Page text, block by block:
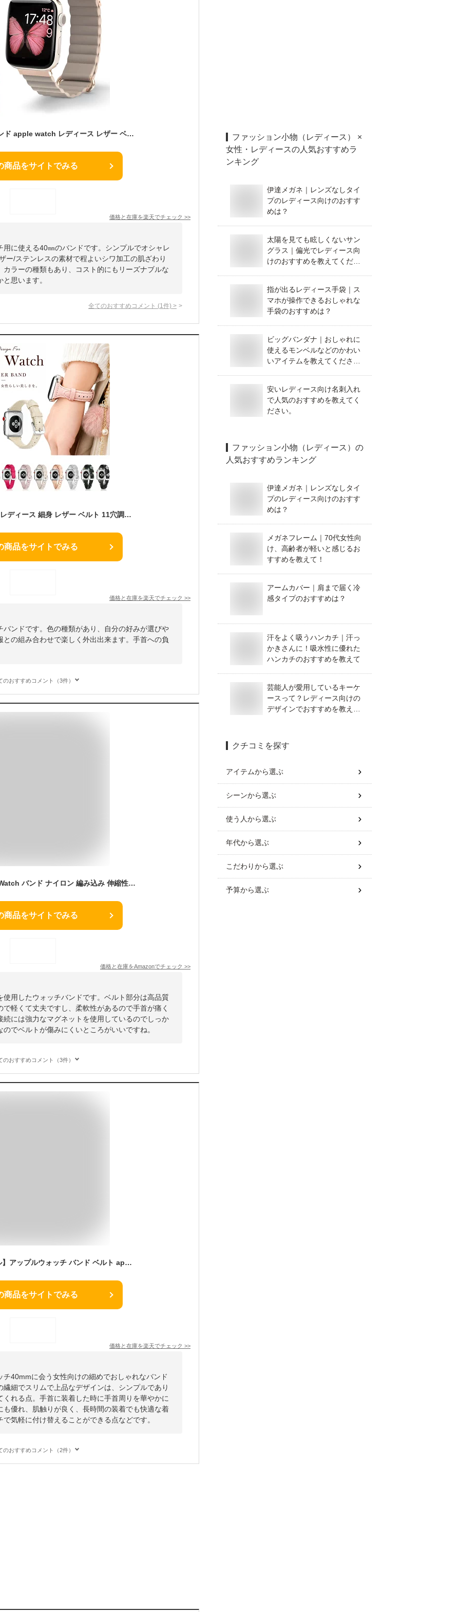
アップルウォッチ バンド apple watch レディース レザー ベルト 女性 高級感 革 くすみカラー おしゃれ ブランド IDEAL アップルウォッチバンド watchバンド 49mm 46mm 45mm 44mm 41mm 40mm シリーズ 11 10 9 8 7 6 5 4 SE【レビュー特典】
商品をサイトでみる
価格と在庫を楽天でチェック >>
に使える40㎜のバンドです。シンプルでオシャレ
ー/ステンレスの素材で程よいシワ加工の肌ざわり
ラーの種類もあり、コスト的にもリーズナブルな
思います。
全てのおすすめコメント (1 件) >
Apple Watch バンド レディース 細身 レザー ベルト 11穴調整 スリム おしゃれ 本革風 花柄 かわいい ニュアンスカラー キャメル ブラック ピンク ベージュ グレー シルバー ローズゴールド 38mm 40mm 41mm 42mm 44mm 45mm 46mm 49mm Series1-11 SE対応 女性向け【ネコポス】
商品をサイトでみる
価格と在庫を楽天でチェック >>
ンドです。色の種類があり、自分の好みが選びや
の組み合わせで楽しく外出出来ます。手首への負
のおすすめコメント（3件）
コンパチブル Apple Watch バンド ナイロン 編み込み 伸縮性 38／40／41／42mm アップルウォッチ バンド マグネットバックル おしゃれ ケルトノット あっふウォッチ 交換ベルト 男女兼用 スポーツ for iWatch Series 11 10 9 8 7 6 5 4 3 SE／Ultra 3 2 1に対応 柔軟 通気-スターライト+ローズゴールド
商品をサイトでみる
価格と在庫をAmazonでチェック >>
用したウォッチバンドです。ベルト部分は高品質
軽くて丈夫ですし、柔軟性があるので手首が痛く
には強力なマグネットを使用しているのでしっか
でベルトが傷みにくいところがいいですね。
のおすすめコメント（3件）
【楽天スーパーセール】アップルウォッチ バンド ベルト apple watch レディース 女性 高級感 ステンレス スリム 細 ベルト ブランド IDEAL おしゃれ ビジネス ミラネーゼ アップルウォッチバンド 40mm 41mm 42mm 44mm 45mm 46mm シリーズ 11 10 9 8 7【レビュー特典】
商品をサイトでみる
価格と在庫を楽天でチェック >>
40mmに会う女性向けの細めでおしゃれなバンド
細でスリムで上品なデザインは、シンプルであり
れる点。手首に装着した時に手首周りを華やかに
優れ、肌触りが良く、長時間の装着でも快適な着
気軽に付け替えることができる点などです。
のおすすめコメント（2件）
ファッション小物（レディース） ×
女性・レディースの人気おすすめラ
ンキング
伊達メガネ｜レンズなしタイ
プのレディース向けのおすす
めは？
太陽を見ても眩しくないサン
グラス｜偏光でレディース向
けのおすすめを教えてくださ
指が出るレディース手袋｜ス
マホが操作できるおしゃれな
手袋のおすすめは？
ビッグバンダナ｜おしゃれに
使えるモンベルなどのかわい
いアイテムを教えてくださ
安いレディース向け名刺入れ
で人気のおすすめを教えてく
ださい。
ファッション小物（レディース） の
人気おすすめランキング
伊達メガネ｜レンズなしタイ
プのレディース向けのおすす
めは？
メガネフレーム｜70代女性向
け、高齢者が軽いと感じるお
すすめを教えて！
アームカバー｜肩まで届く冷
感タイプのおすすめは？
汗をよく吸うハンカチ｜汗っ
かきさんに！吸水性に優れた
ハンカチのおすすめを教えて
芸能人が愛用しているキーケ
ースって？レディース向けの
デザインでおすすめを教えて
クチコミを探す
アイテムから選ぶ
シーンから選ぶ
使う人から選ぶ
年代から選ぶ
こだわりから選ぶ
予算から選ぶ